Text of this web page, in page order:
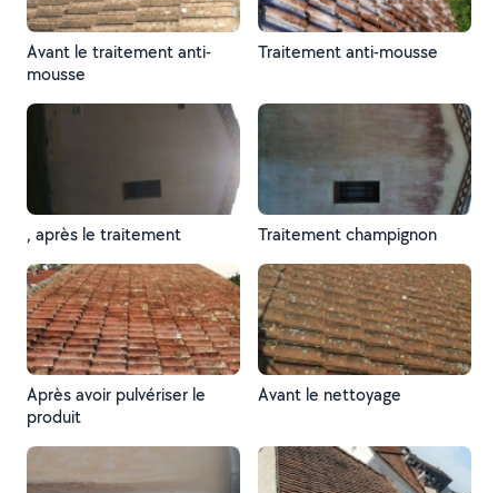
Avant le traitement anti-
mousse
Traitement anti-mousse
, après le traitement Traitement champignon
Après avoir pulvériser le
produit
Avant le nettoyage